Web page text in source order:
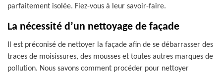
parfaitement isolée. Fiez-vous à leur savoir-faire.
La nécessité d’un nettoyage de façade
Il est préconisé de nettoyer la façade afin de se débarrasser des
traces de moisissures, des mousses et toutes autres marques de
pollution. Nous savons comment procéder pour nettoyer